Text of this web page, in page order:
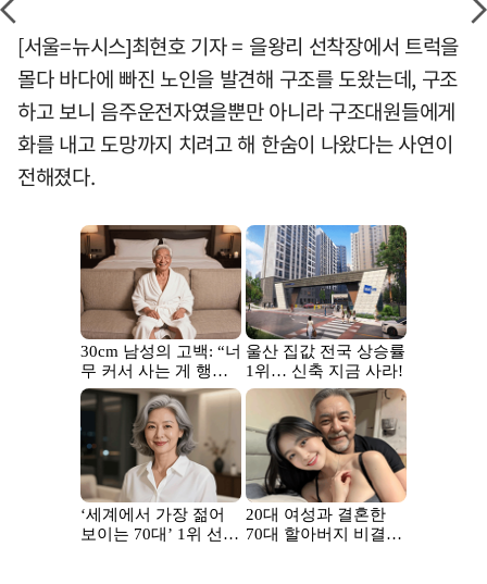
[서울=뉴시스]최현호 기자 = 을왕리 선착장에서 트럭을
몰다 바다에 빠진 노인을 발견해 구조를 도왔는데, 구조
하고 보니 음주운전자였을뿐만 아니라 구조대원들에게
화를 내고 도망까지 치려고 해 한숨이 나왔다는 사연이
전해졌다.